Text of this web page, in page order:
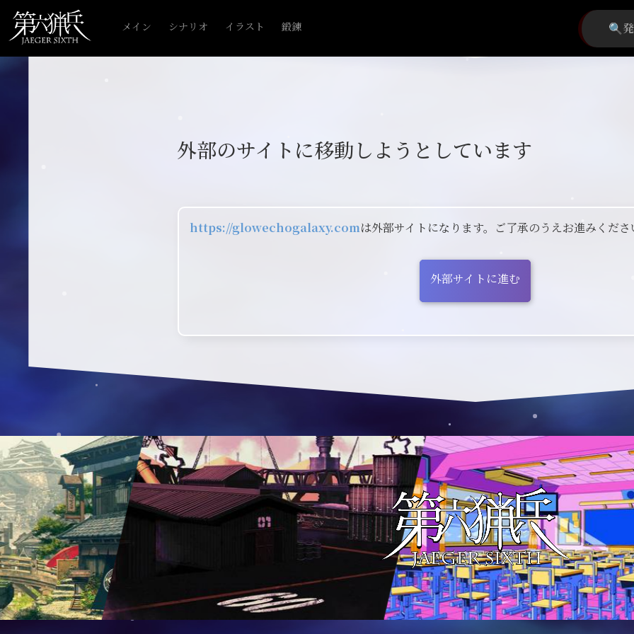
メイン シナリオ イラスト 鍛錬
外部のサイトに移動しようとしています
https://glowechogalaxy.comは外部サイトになります。ご了承のうえお進みくださ
外部サイトに進む